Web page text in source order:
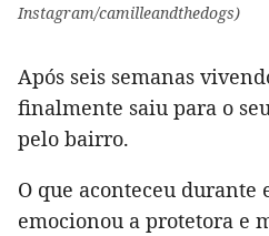
Instagram/camilleandthedogs)
Após seis semanas
finalmente saiu para o
pelo bairro.
O que aconteceu durante
emocionou a protetora e